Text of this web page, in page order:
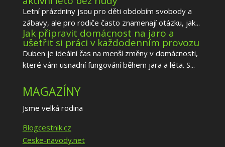
Letní prázdniny jsou pro děti obdobím svobody a
zábavy, ale pro rodiče často znamenají otázku, jak...
Jak připravit domácnost na jaro a
ušetřit si práci v každodenním provozu
Duben je ideální čas na menší změny v domácnosti,
které vám usnadní fungování během jara a léta. S...
MAGAZÍNY
Jsme velká rodina
Blogcestnik.cz
Ceske-navody.net